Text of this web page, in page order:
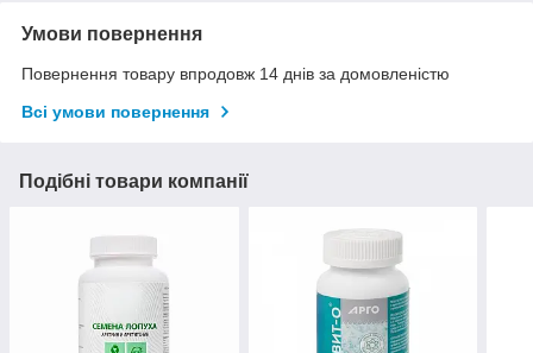
Умови повернення
Повернення товару впродовж 14 днів за домовленістю
Всі умови повернення
Подібні товари компанії